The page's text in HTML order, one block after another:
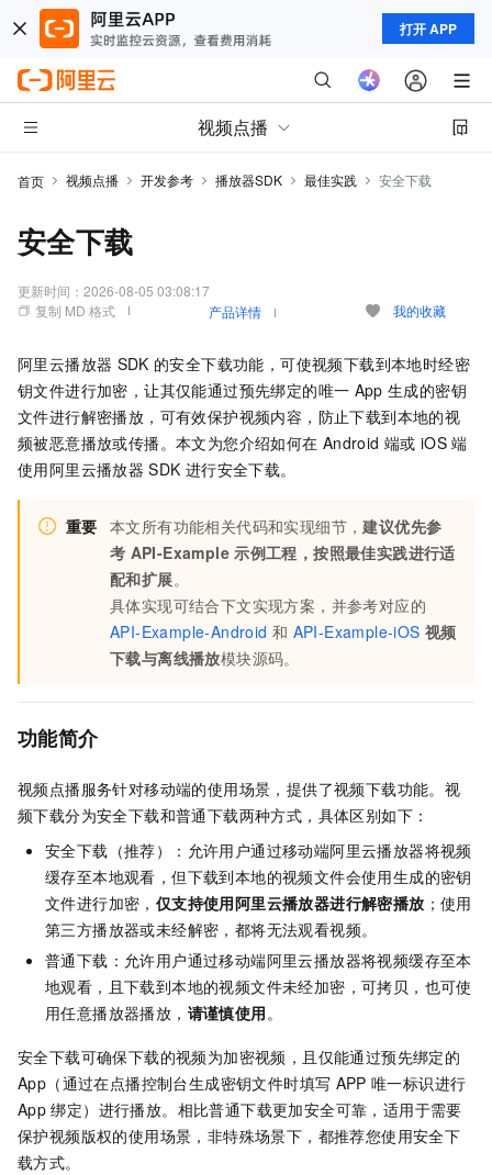
打开 APP
视频点播
首页 视频点播 开发参考 播放器SDK 最佳实践 安全下载
安全下载
更新时间： 2026-08-05 03:08:17
复制 MD 格式
产品详情 我的收藏
阿里云播放器 SDK 的安全下载功能，可使视频下载到本地时经密
钥文件进行加密，让其仅能通过预先绑定的唯一 App 生成的密钥
文件进行解密播放，可有效保护视频内容，防止下载到本地的视
频被恶意播放或传播。本文为您介绍如何在 Android 端或 iOS 端
使用阿里云播放器 SDK 进行安全下载。
重要 本文所有功能相关代码和实现细节，建议优先参
考 API-Example 示例工程，按照最佳实践进行适
配和扩展。
具体实现可结合下文实现方案，并参考对应的
API-Example-Android 和 API-Example-iOS 视频
下载与离线播放模块源码。
功能简介
视频点播服务针对移动端的使用场景，提供了视频下载功能。视
频下载分为安全下载和普通下载两种方式，具体区别如下：
安全下载（推荐）：允许用户通过移动端阿里云播放器将视频
缓存至本地观看，但下载到本地的视频文件会使用生成的密钥
文件进行加密， 仅支持使用阿里云播放器进行解密播放 ；使用
第三方播放器或未经解密，都将无法观看视频。
普通下载：允许用户通过移动端阿里云播放器将视频缓存至本
地观看，且下载到本地的视频文件未经加密，可拷贝，也可使
用任意播放器播放， 请谨慎使用。
安全下载可确保下载的视频为加密视频，且仅能通过预先绑定的
App（通过在点播控制台生成密钥文件时填写 APP 唯一标识进行
App 绑定）进行播放。相比普通下载更加安全可靠，适用于需要
保护视频版权的使用场景，非特殊场景下，都推荐您使用安全下
载方式。